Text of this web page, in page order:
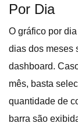
Por Dia
O gráfico por
dias dos meses
dashboard.
mês, basta
quantidade de
barra são